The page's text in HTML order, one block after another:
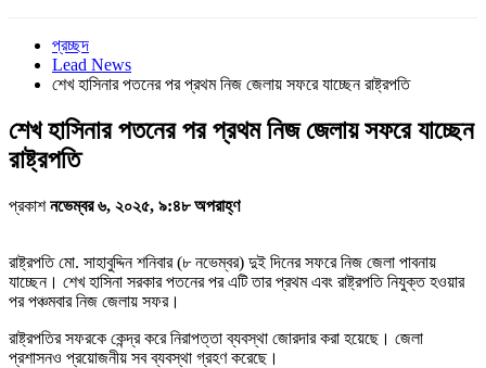
প্রচ্ছদ
Lead News
‌শেখ হাসিনার পতনের পর প্রথম নিজ জেলায় সফরে যাচ্ছেন রাষ্ট্রপতি
‌শেখ হাসিনার পতনের পর প্রথম নিজ জেলায় সফরে যাচ্ছেন
রাষ্ট্রপতি
প্রকাশনভেম্বর ৬, ২০২৫, ৯:৪৮ অপরাহ্ণ
রাষ্ট্রপতি মো. সাহাবুদ্দিন শনিবার (৮ নভেম্বর) দুই দিনের সফরে নিজ জেলা পাবনায়
যাচ্ছেন। শেখ হাসিনা সরকার পতনের পর এটি তার প্রথম এবং রাষ্ট্রপতি নিযুক্ত হওয়ার
পর পঞ্চমবার নিজ জেলায় সফর।
রাষ্ট্রপতির সফরকে কেন্দ্র করে নিরাপত্তা ব্যবস্থা জোরদার করা হয়েছে। জেলা
প্রশাসনও প্রয়োজনীয় সব ব্যবস্থা গ্রহণ করেছে।